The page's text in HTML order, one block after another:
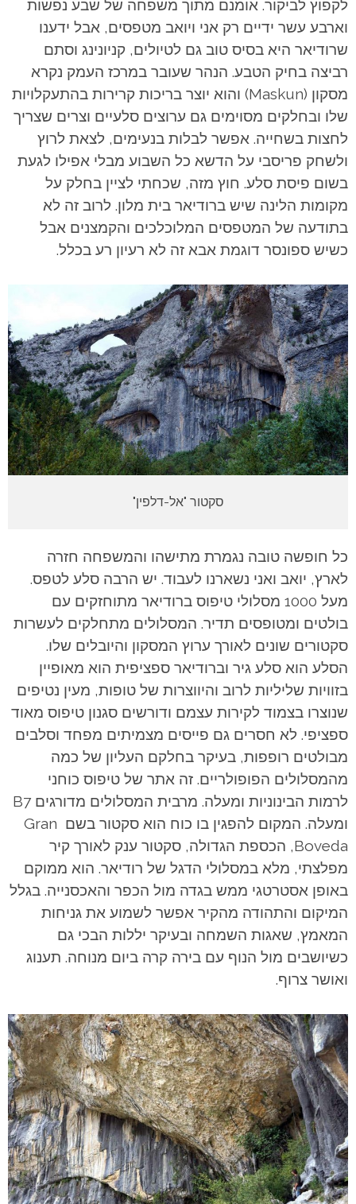
לקפוץ לביקור. אומנם מתוך משפחה של שבע נפשות
וארבע עשר ידיים רק אני ויואב מטפסים, אבל ידענו
שרודיאר היא בסיס טוב גם לטיולים, קניונינג וסתם
רביצה בחיק הטבע. הנהר שעובר במרכז העמק נקרא
מסקון (Maskun) והוא יוצר בריכות קרירות בהתעקלויות
שלו ובחלקים מסוימים גם ערוצים סלעיים וצרים שצריך
לחצות בשחייה. אפשר לבלות בנעימים, לצאת לרוץ
ולשחק פריסבי על הדשא כל השבוע מבלי אפילו לגעת
בשום פיסת סלע. חוץ מזה, שכחתי לציין בחלק על
מקומות הלינה שיש ברודיאר בית מלון. לרוב זה לא
בתודעה של המטפסים המלוכלכים והקמצנים אבל
כשיש ספונסר דוגמת אבא זה לא רעיון רע בכלל.
סקטור "אל-דלפין"
כל חופשה טובה נגמרת מתישהו והמשפחה חזרה
לארץ, יואב ואני נשארנו לעבוד. יש הרבה סלע לטפס.
מעל 1000 מסלולי טיפוס ברודיאר מתוחזקים עם
בולטים ומטופסים תדיר. המסלולים מתחלקים לעשרות
סקטורים שונים לאורך ערוץ המסקון והיובלים שלו.
הסלע הוא סלע גיר וברודיאר ספציפית הוא מאופיין
בזוויות שליליות לרוב והיווצרות של טופות, מעין נטיפים
שנוצרו בצמוד לקירות עצמם ודורשים סגנון טיפוס מאוד
ספציפי. לא חסרים גם פייסים מצמיתים מפחד וסלבים
מבולטים רופפות, בעיקר בחלקם העליון של כמה
מהמסלולים הפופולריים. זה אתר של טיפוס כוחני
לרמות הבינוניות ומעלה. מרבית המסלולים מדורגים B7
ומעלה. המקום להפגין בו כוח הוא סקטור בשם Gran
Boveda, הכספת הגדולה, סקטור ענק לאורך קיר
מפלצתי, מלא במסלולי הדגל של רודיאר. הוא ממוקם
באופן אסטרטגי ממש בגדה מול הכפר והאכסנייה. בגלל
המיקום והתהודה מהקיר אפשר לשמוע את גניחות
המאמץ, שאגות השמחה ובעיקר יללות הבכי גם
כשיושבים מול הנוף עם בירה קרה ביום מנוחה. תענוג
ואושר צרוף.